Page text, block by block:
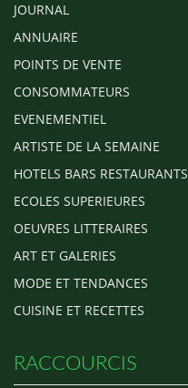
JOURNAL
ANNUAIRE
POINTS DE VENTE
CONSOMMATEURS
EVENEMENTIEL
ARTISTE DE LA SEMAINE
HOTELS BARS RESTAURANTS
ECOLES SUPERIEURES
OEUVRES LITTERAIRES
ART ET GALERIES
MODE ET TENDANCES
CUISINE ET RECETTES
RACCOURCIS